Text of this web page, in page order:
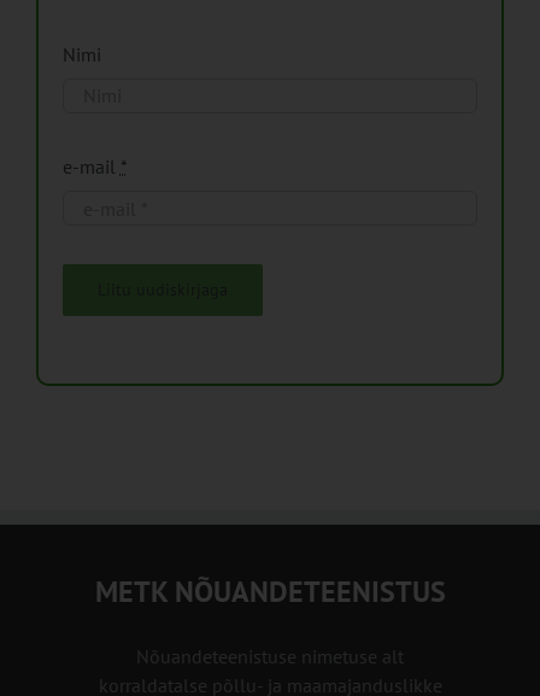
Nimi
e-mail *
METK NÕUANDETEENISTUS
Nõuandeteenistuse nimetuse alt
korraldatalse põllu- ja maamajanduslikke